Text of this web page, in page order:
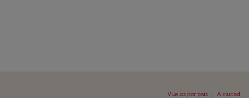
Vuelos por país A ciudad